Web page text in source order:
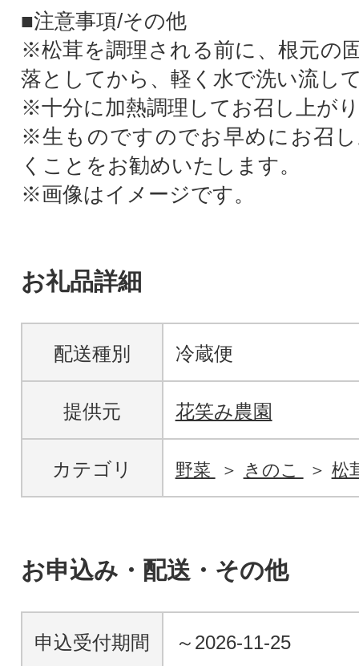
■注意事項/その他
※松茸を調理される前に、根元の
落としてから、軽く水で洗い流し
※十分に加熱調理してお召し上が
※生ものですのでお早めにお召
くことをお勧めいたします。
※画像はイメージです。
お礼品詳細
配送種別 冷蔵便
提供元 花笑み農園
カテゴリ 野菜 きのこ 松
お申込み・配送・その他
申込受付期間 ～2026-11-25